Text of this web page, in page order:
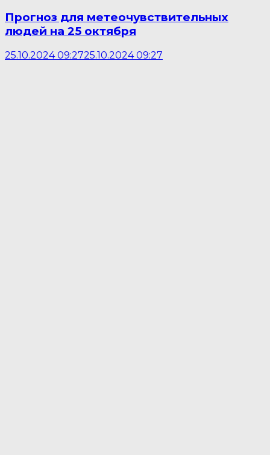
Прогноз для метеочувствительных
людей на 25 октября
25.10.2024 09:2725.10.2024 09:27